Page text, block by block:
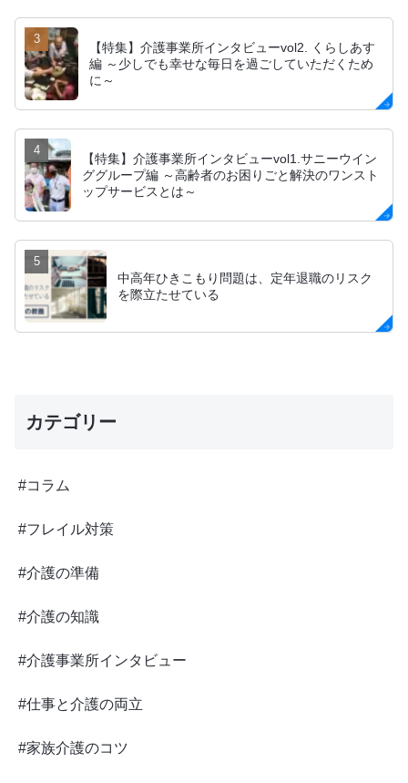
【特集】介護事業所インタビューvol2. くらしあす
編 ～少しでも幸せな毎日を過ごしていただくため
に～
【特集】介護事業所インタビューvol1.サニーウイン
ググループ編 ～高齢者のお困りごと解決のワンスト
ップサービスとは～
中高年ひきこもり問題は、定年退職のリスク
を際立たせている
カテゴリー
#コラム
#フレイル対策
#介護の準備
#介護の知識
#介護事業所インタビュー
#仕事と介護の両立
#家族介護のコツ